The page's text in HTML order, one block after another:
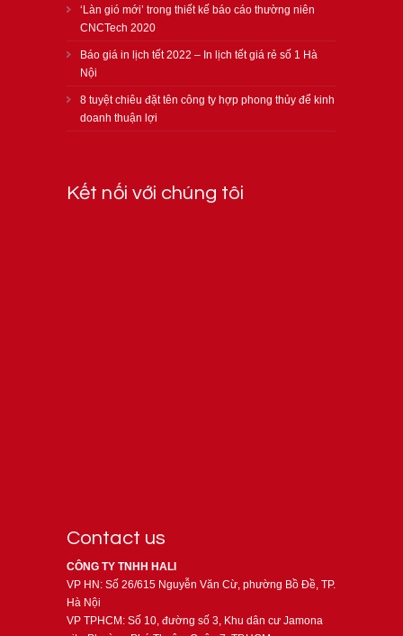
‘Làn gió mới’ trong thiết kế báo cáo thường niên
CNCTech 2020
Báo giá in lịch tết 2022 – In lịch tết giá rẻ số 1 Hà
Nội
8 tuyệt chiêu đặt tên công ty hợp phong thủy để kinh
doanh thuận lợi
Kết nối với chúng tôi
Contact us
CÔNG TY TNHH HALI
VP HN: Số 26/615 Nguyễn Văn Cừ, phường Bồ Đề, TP.
Hà Nội
VP TPHCM: Số 10, đường số 3, Khu dân cư Jamona